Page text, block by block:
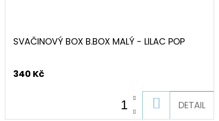
SVAČINOVÝ BOX B.BOX MALÝ - LILAC POP
340 Kč
DETAIL